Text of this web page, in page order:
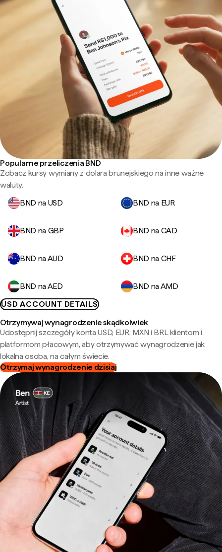
Popularne przeliczenia BND
Zobacz kursy wymiany z dolara brunejskiego na inne ważne
waluty.
BND na USD
BND na EUR
BND na GBP BND na CAD
BND na AUD BND na CHF
BND na AED
BND na AMD
USD ACCOUNT DETAILS
Otrzymywaj wynagrodzenie skądkolwiek
Udostępnij szczegóły konta USD, EUR, MXN i BRL klientom i
platformom płacowym, aby otrzymywać wynagrodzenie jak
lokalna osoba, na całym świecie.
Otrzymaj wynagrodzenie dzisiaj